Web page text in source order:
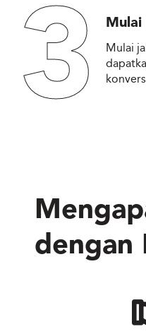
3 Mulai
Mulai
dengan